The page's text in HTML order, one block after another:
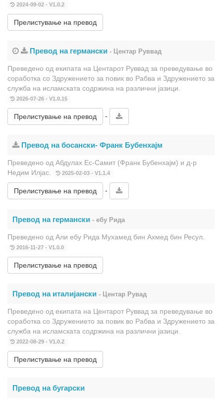
2024-09-02 - V1.0.2
Прелистување на превод
Превод на германски - Центар Руввад
Преведено од екипата на Центарот Руввад за преведување во
соработка со Здружението за повик во Рабва и Здружението за
служба на исламската содржина на различни јазици.
2026-07-26 - V1.0.15
Прелистување на превод -
Превод на босански- Франк Бубенхајм
Преведено од Абдулах Ес-Самит (Франк Бубенхајм) и д-р
Недим Илјас.
2025-02-03 - V1.1.4
Прелистување на превод -
Превод на германски - ебу Рида
Преведено од Али ебу Рида Мухамед бин Ахмед бин Ресул.
2016-11-27 - V1.0.0
Прелистување на превод
Превод на италијански - Центар Рувад
Преведено од екипата на Центарот Руввад за преведување во
соработка со Здружението за повик во Рабва и Здружението за
служба на исламската содржина на различни јазици.
2022-08-29 - V1.0.2
Прелистување на превод
Превод на бугарски